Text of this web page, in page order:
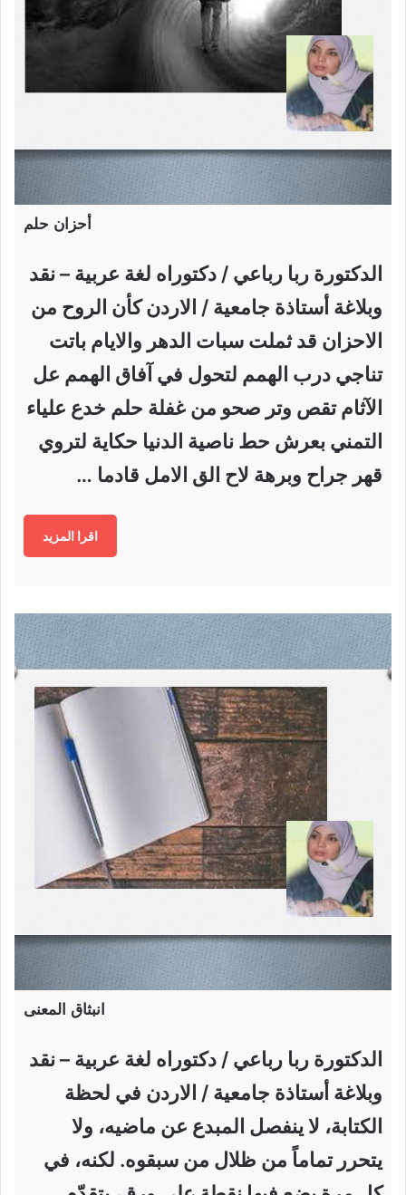
أحزان حلم
الدكتورة ربا رباعي / دكتوراه لغة عربية – نقد
وبلاغة أستاذة جامعية / الاردن كأن الروح من
الاحزان قد ثملت سبات الدهر والايام باتت
تناجي درب الهمم لتحول في آفاق الهمم عل
الآثام تقص وتر صحو من غفلة حلم خدع علياء
التمني بعرش حط ناصية الدنيا حكاية لتروي
قهر جراح وبرهة لاح الق الامل قادما …
اقرا المزيد
انبثاق المعنى
الدكتورة ربا رباعي / دكتوراه لغة عربية – نقد
وبلاغة أستاذة جامعية / الاردن في لحظة
الكتابة، لا ينفصل المبدع عن ماضيه، ولا
يتحرر تماماً من ظلال من سبقوه. لكنه، في